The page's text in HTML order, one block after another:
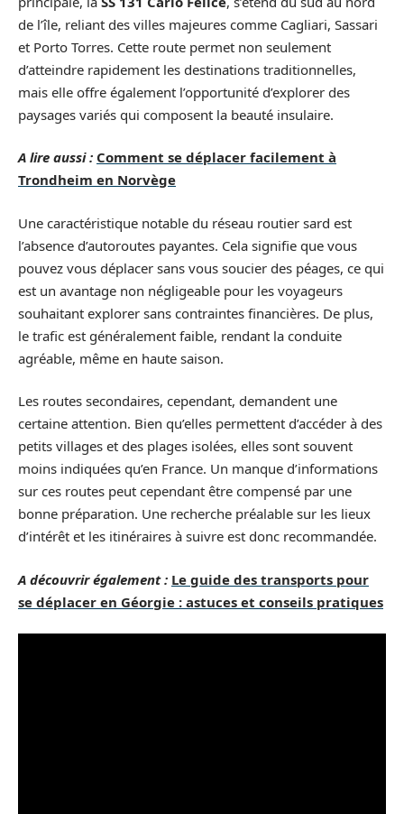
de l’île, reliant des villes majeures comme Cagliari, Sassari
et Porto Torres. Cette route permet non seulement
d’atteindre rapidement les destinations traditionnelles,
mais elle offre également l’opportunité d’explorer des
paysages variés qui composent la beauté insulaire.
A lire aussi : Comment se déplacer facilement à
Trondheim en Norvège
Une caractéristique notable du réseau routier sard est
l’absence d’autoroutes payantes. Cela signifie que vous
pouvez vous déplacer sans vous soucier des péages, ce qui
est un avantage non négligeable pour les voyageurs
souhaitant explorer sans contraintes financières. De plus,
le trafic est généralement faible, rendant la conduite
agréable, même en haute saison.
Les routes secondaires, cependant, demandent une
certaine attention. Bien qu’elles permettent d’accéder à des
petits villages et des plages isolées, elles sont souvent
moins indiquées qu’en France. Un manque d’informations
sur ces routes peut cependant être compensé par une
bonne préparation. Une recherche préalable sur les lieux
d’intérêt et les itinéraires à suivre est donc recommandée.
A découvrir également : Le guide des transports pour
se déplacer en Géorgie : astuces et conseils pratiques